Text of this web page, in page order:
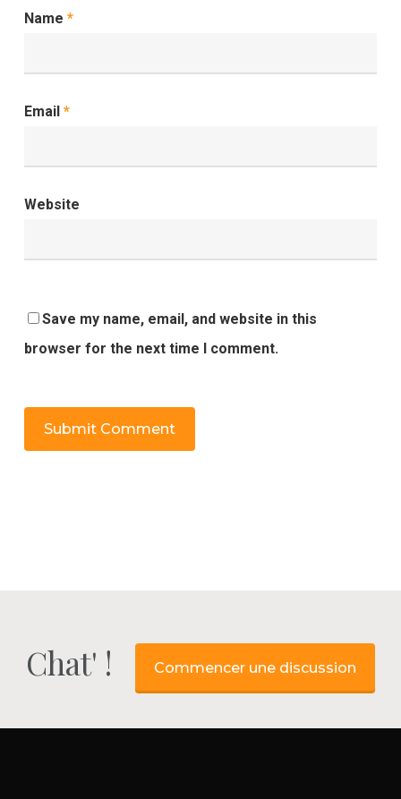
Name *
Email *
Website
Save my name, email, and website in this
browser for the next time I comment.
Chat' ! Commencer une discussion